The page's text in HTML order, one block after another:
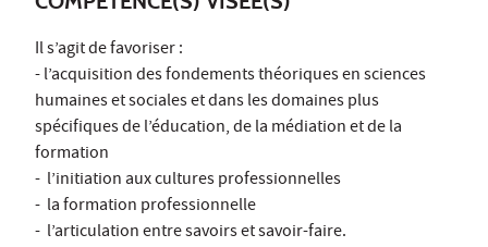
Il s’agit de favoriser :
- l’acquisition des fondements théoriques en sciences
humaines et sociales et dans les domaines plus
spécifiques de l’éducation, de la médiation et de la
formation
- l’initiation aux cultures professionnelles
- la formation professionnelle
- l’articulation entre savoirs et savoir-faire.